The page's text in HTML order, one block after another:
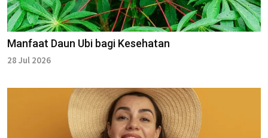
Manfaat Daun Ubi bagi Kesehatan
28 Jul 2026